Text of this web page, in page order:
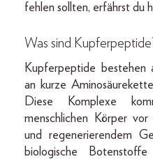
fehlen sollten, erfährst du
Was sind
Kupferpeptide bestehen
an kurze
Diese Komplexe
menschlichen Körper
und regenerierendem
biologische